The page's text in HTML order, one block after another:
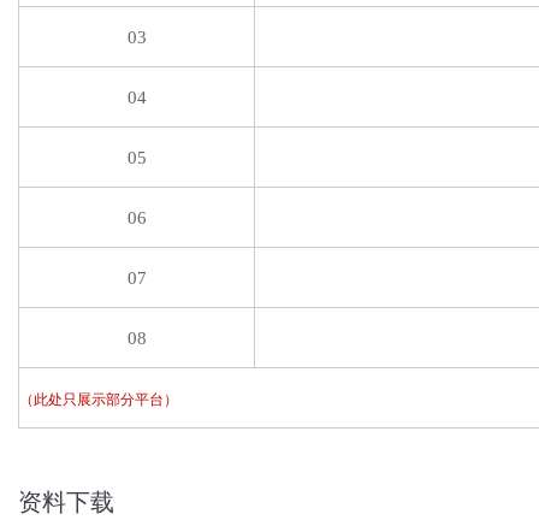
03
04
05
06
07
08
（此处只展示部分平台）
资料下载